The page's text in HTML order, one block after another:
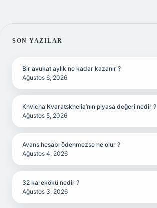
SIDEBAR
SON YAZILAR
Bir avukat aylık ne kadar kazanır ?
Ağustos 6, 2026
Khvicha Kvaratskhelia’nın piyasa değeri nedir ?
Ağustos 5, 2026
Avans hesabı ödenmezse ne olur ?
Ağustos 4, 2026
32 karekökü nedir ?
Ağustos 3, 2026